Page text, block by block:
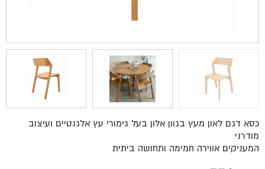
כסא דגם לאון מעץ בגוון אלון בעל גימורי עץ אלגנטיים ועיצוב
מודרני
המעניקים אווירה חמימה ותחושה ביתית